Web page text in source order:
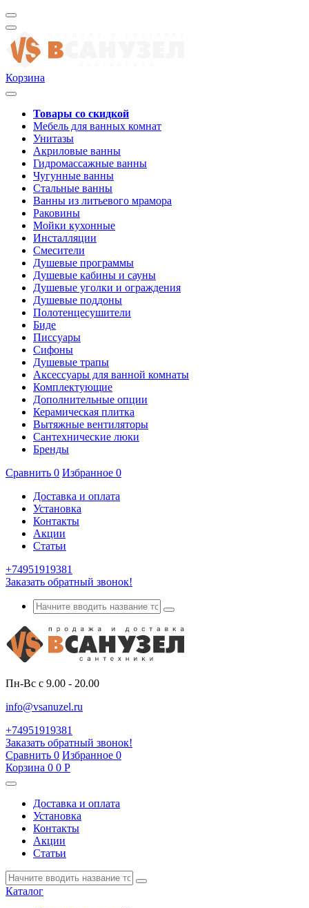
Корзина
Товары со скидкой
Мебель для ванных комнат
Унитазы
Акриловые ванны
Гидромассажные ванны
Чугунные ванны
Стальные ванны
Ванны из литьевого мрамора
Раковины
Мойки кухонные
Инсталляции
Смесители
Душевые программы
Душевые кабины и сауны
Душевые уголки и ограждения
Душевые поддоны
Полотенцесушители
Биде
Писсуары
Сифоны
Душевые трапы
Аксессуары для ванной комнаты
Комплектующие
Дополнительные опции
Керамическая плитка
Вытяжные вентиляторы
Сантехнические люки
Бренды
Сравнить 0 Избранное 0
Доставка и оплата
Установка
Контакты
Акции
Статьи
+74951919381
Заказать обратный звонок!
Пн-Вс с 9.00 - 20.00
info@vsanuzel.ru
+74951919381
Заказать обратный звонок!
Сравнить 0 Избранное 0
Корзина 0 0 Р
Доставка и оплата
Установка
Контакты
Акции
Статьи
Каталог